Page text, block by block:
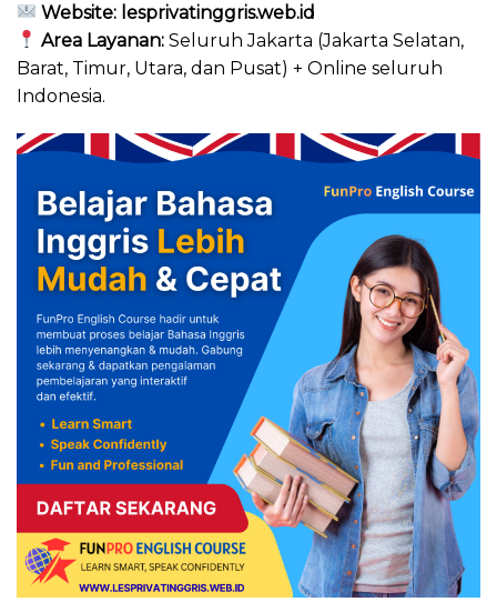
Website: lesprivatinggris.web.id
Area Layanan: Seluruh Jakarta (Jakarta Selatan,
Barat, Timur, Utara, dan Pusat) + Online seluruh
Indonesia.